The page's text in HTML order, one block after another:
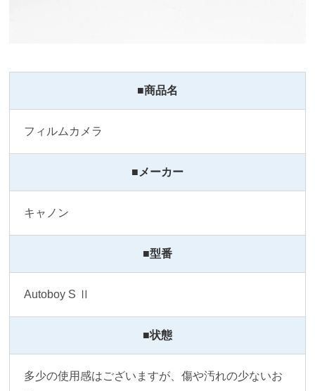
■商品名
フィルムカメラ
■メーカー
キャノン
■型番
Autoboy S Ⅱ
■状態
多少の使用感はございますが、傷や汚れの少ないお